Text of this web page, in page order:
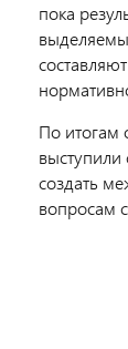
пока
По итогам
выступили
создать
вопросам